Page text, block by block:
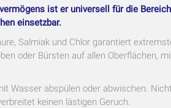
ist er universell für die
einsetzbar.
Salmiak und Chlor garantiert
oder Bürsten auf allen Oberflächen,
Wasser abspülen oder abwischen.
keinen lästigen Geruch.